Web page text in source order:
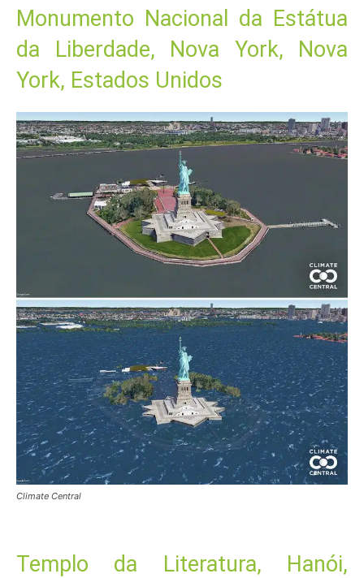
Monumento Nacional da Estátua
da Liberdade, Nova York, Nova
York, Estados Unidos
Climate Central
Templo da Literatura, Hanói,